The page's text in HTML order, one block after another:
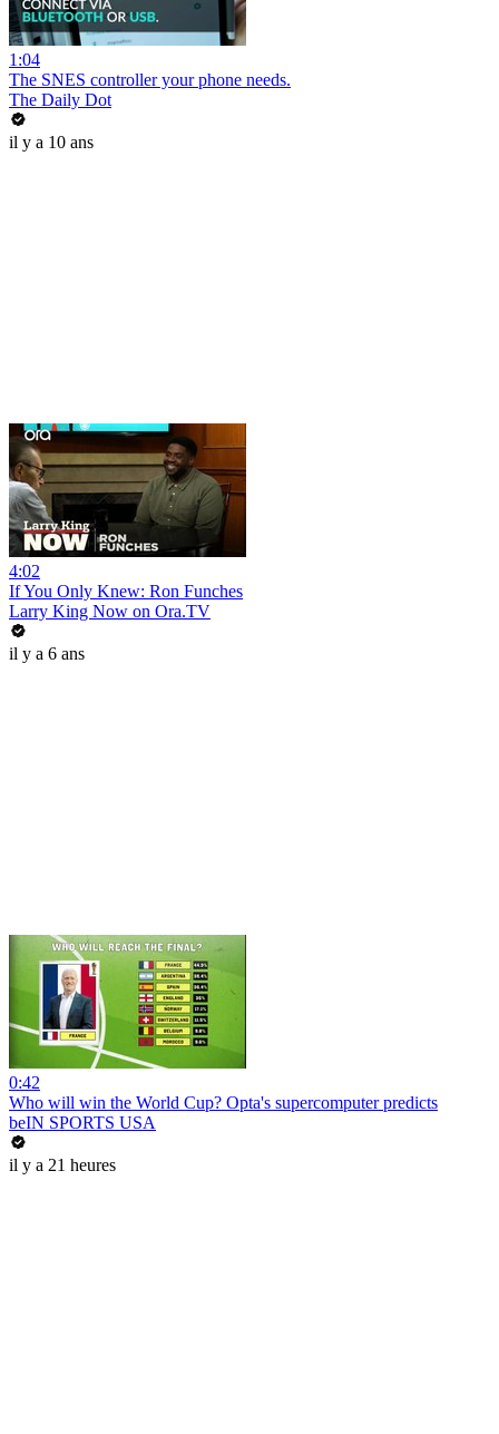
1:04
The SNES controller your phone needs.
The Daily Dot
il y a 10 ans
4:02
If You Only Knew: Ron Funches
Larry King Now on Ora.TV
il y a 6 ans
0:42
Who will win the World Cup? Opta's supercomputer predicts
beIN SPORTS USA
il y a 21 heures